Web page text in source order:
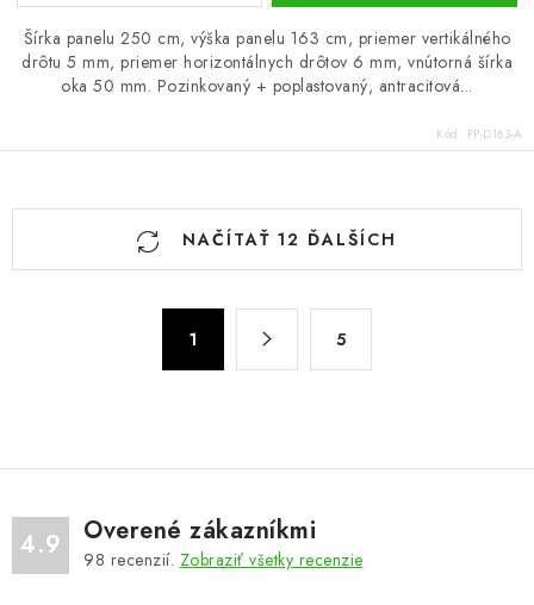
Šírka panelu 250 cm, výška panelu 163 cm, priemer vertikálného
drôtu 5 mm, priemer horizontálnych drôtov 6 mm, vnútorná šírka
oka 50 mm. Pozinkovaný + poplastovaný, antracitová...
Kód: PP-D163-A
O
e
NAČÍTAŤ 12 ĎALŠÍCH
k
v
a
n
1 5
4.9 Overené zákazníkmi
98 recenzií. Zobraziť všetky recenzie